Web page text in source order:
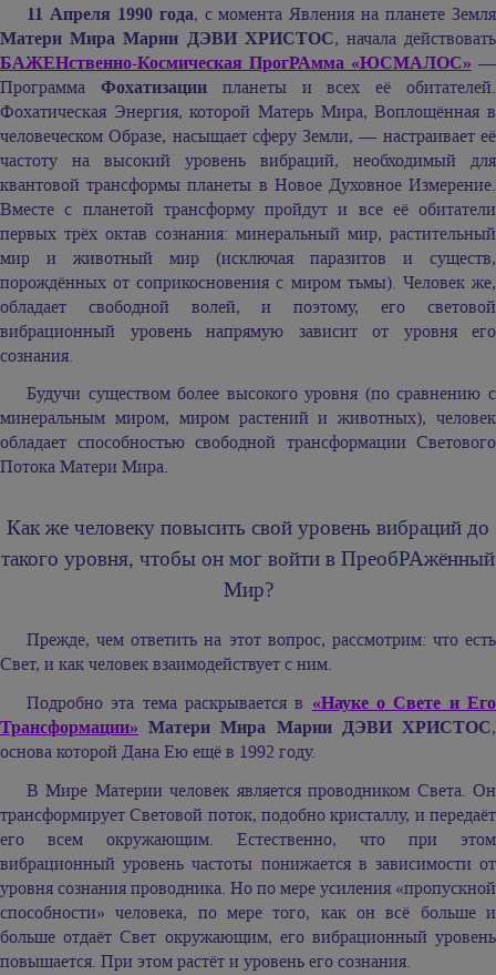
11 Апреля 1990 года, с момента Явления на планете Земля
Матери Мира Марии ДЭВИ ХРИСТОС, начала действовать
БАЖЕНственно-Космическая ПрогРАмма «ЮСМАЛОС» —
Программа Фохатизациипланеты и всех её обитателей.
Фохатическая Энергия, которой Матерь Мира, Воплощённая в
человеческом Образе, насыщает сферу Земли, — настраивает её
частоту на высокий уровень вибраций, необходимый для
квантовой трансформы планеты в Новое Духовное Измерение.
Вместе с планетой трансформу пройдут и все её обитатели
первых трёх октав сознания: минеральный мир, растительный
мир и животный мир (исключая паразитов и существ,
порождённых от соприкосновения с миром тьмы). Человек же,
обладает свободной волей, и поэтому, его световой
вибрационный уровень напрямую зависит от уровня его
сознания.
Будучи существом более высокого уровня (по сравнению с
минеральным миром, миром растений и животных), человек
обладает способностью свободной трансформации Светового
Потока Матери Мира.
Как же человеку повысить свой уровень вибраций до
такого уровня, чтобы он мог войти в ПреобРАжённый
Мир?
Прежде, чем ответить на этот вопрос, рассмотрим: что есть
Свет, и как человек взаимодействует с ним.
Подробно эта тема раскрывается в «Науке о Свете и Его
Трансформации» Матери Мира Марии ДЭВИ ХРИСТОС,
основа которой Дана Ею ещё в 1992 году.
В Мире Материи человек является проводником Света. Он
трансформирует Световой поток, подобно кристаллу, и передаёт
его всем окружающим. Естественно, что при этом
вибрационный уровень частоты понижается в зависимости от
уровня сознания проводника. Но по мере усиления «пропускной
способности» человека, по мере того, как он всё больше и
больше отдаёт Свет окружающим, его вибрационный уровень
повышается. При этом растёт и уровень его сознания.